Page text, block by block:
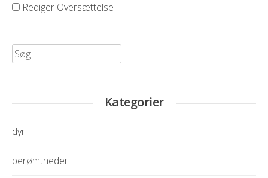
Rediger Oversættelse
Søg
efter:
Kategorier
dyr
berømtheder